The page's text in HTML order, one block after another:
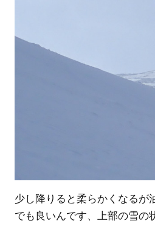
少し降りると柔らかくなるが
でも良いんです、上部の雪の